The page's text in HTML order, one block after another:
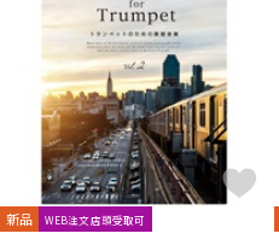
中古
新品 WEB注文店頭受取可